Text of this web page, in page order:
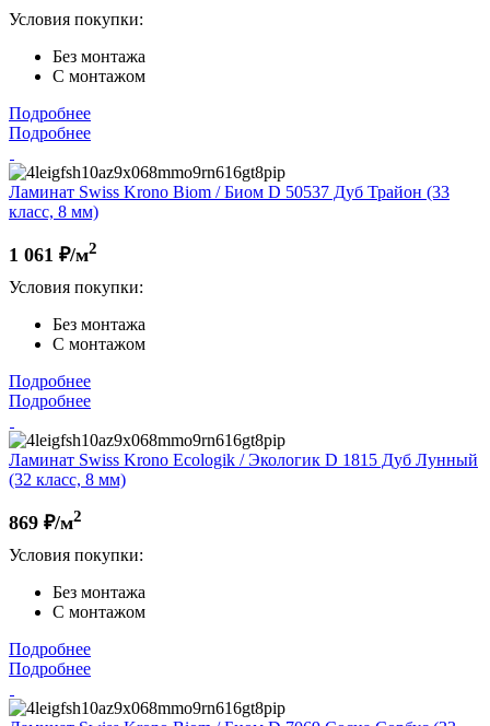
Условия покупки:
Без монтажа
С монтажом
Подробнее
Подробнее
Ламинат Swiss Krono Biom / Биом D 50537 Дуб Трайон (33
класс, 8 мм)
1 061 ₽/м2
Условия покупки:
Без монтажа
С монтажом
Подробнее
Подробнее
Ламинат Swiss Krono Ecologik / Экологик D 1815 Дуб Лунный
(32 класс, 8 мм)
869 ₽/м2
Условия покупки:
Без монтажа
С монтажом
Подробнее
Подробнее